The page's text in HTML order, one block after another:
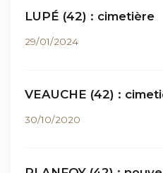
LUPÉ (42) : cimetière
29/01/2024
VEAUCHE (42) :
30/10/2020